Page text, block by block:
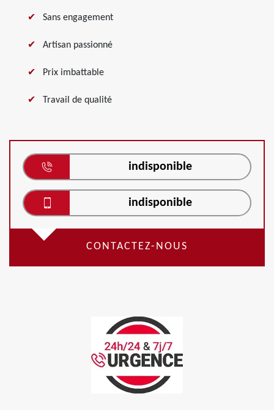
Sans engagement
Artisan passionné
Prix imbattable
Travail de qualité
indisponible
indisponible
CONTACTEZ-NOUS